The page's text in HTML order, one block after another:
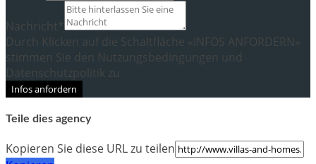
Nachricht*
Durch Klicken auf die Schaltfläche «INFOS ANFORDERN»
stimmen Sie den Nutzungsbedingungen und
Datenschutzpolitik zu
Infos anfordern
Teile dies agency
Kopieren Sie diese URL zu teilen